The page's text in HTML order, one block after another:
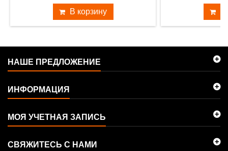
В корзину
НАШЕ ПРЕДЛОЖЕНИЕ
ИНФОРМАЦИЯ
МОЯ УЧЕТНАЯ ЗАПИСЬ
СВЯЖИТЕСЬ С НАМИ